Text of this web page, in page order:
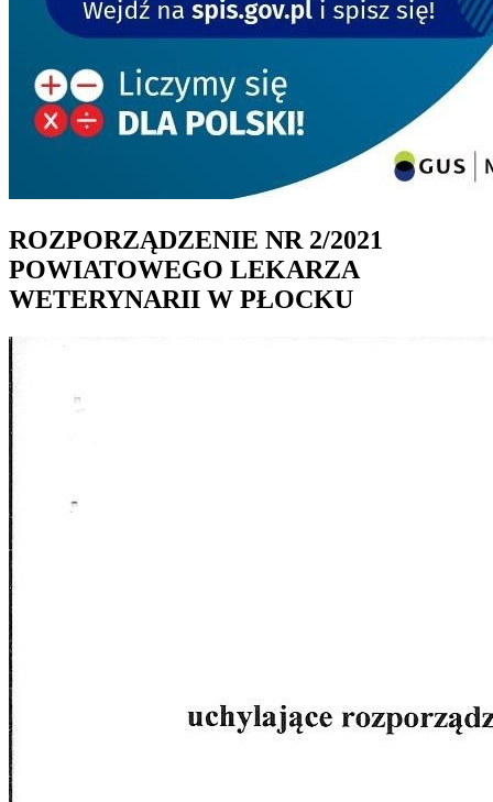
ROZPORZĄDZENIE NR 2/2021
POWIATOWEGO LEKARZA
WETERYNARII W PŁOCKU